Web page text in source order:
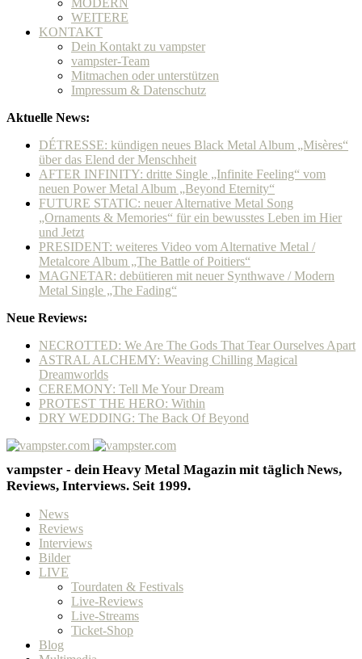
MODERN
WEITERE
KONTAKT
Dein Kontakt zu vampster
vampster-Team
Mitmachen oder unterstützen
Impressum & Datenschutz
Aktuelle News:
DÉTRESSE: kündigen neues Black Metal Album „Misères“
über das Elend der Menschheit
AFTER INFINITY: dritte Single „Infinite Feeling“ vom
neuen Power Metal Album „Beyond Eternity“
FUTURE STATIC: neuer Alternative Metal Song
„Ornaments & Memories“ für ein bewusstes Leben im Hier
und Jetzt
PRESIDENT: weiteres Video vom Alternative Metal /
Metalcore Album „The Battle of Poitiers“
MAGNETAR: debütieren mit neuer Synthwave / Modern
Metal Single „The Fading“
Neue Reviews:
NECROTTED: We Are The Gods That Tear Ourselves Apart
ASTRAL ALCHEMY: Weaving Chilling Magical
Dreamworlds
CEREMONY: Tell Me Your Dream
PROTEST THE HERO: Within
DRY WEDDING: The Back Of Beyond
vampster - dein Heavy Metal Magazin mit täglich News,
Reviews, Interviews. Seit 1999.
News
Reviews
Interviews
Bilder
LIVE
Tourdaten & Festivals
Live-Reviews
Live-Streams
Ticket-Shop
Blog